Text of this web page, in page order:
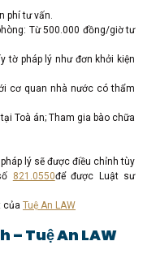
phí tư vấn.
Từ 500.000 đồng/giờ tư
tờ pháp lý như đơn khởi kiện
cơ quan nhà nước có thẩm
Toà án; Tham gia bào chữa
lý sẽ được điều chỉnh tùy
821.0550để được Luật sư
của Tuệ An LAW
– Tuệ An LAW